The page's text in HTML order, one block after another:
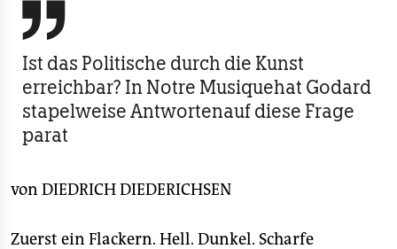
veranstaltungen
shop
fragen & hilfe
unterstützen
genossenschaft
epaper login

Ist das Politische durch die Kunst
erreichbar? In Notre Musiquehat Godard
stapelweise Antwortenauf diese Frage
parat
von DIEDRICH DIEDERICHSEN
Zuerst ein Flackern. Hell. Dunkel. Scharfe